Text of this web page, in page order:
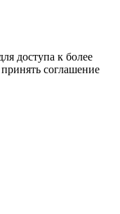
доступа к более
соглашение